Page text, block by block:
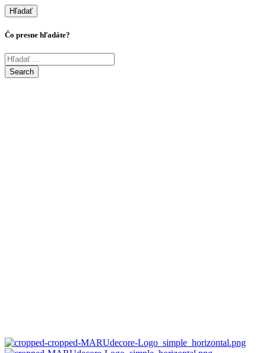
Hľadať
Čo presne hľadáte?